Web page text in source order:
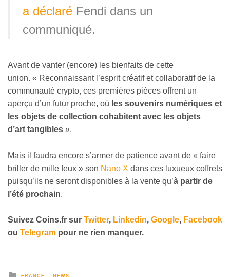
a déclaré Fendi dans un
communiqué.
Avant de vanter (encore) les bienfaits de cette
union. « Reconnaissant l’esprit créatif et collaboratif de la
communauté crypto, ces premières pièces offrent un
aperçu d’un futur proche, où les souvenirs numériques et
les objets de collection cohabitent avec les objets
d’art tangibles ».
Mais il faudra encore s’armer de patience avant de « faire
briller de mille feux » son Nano X dans ces luxueux coffrets
puisqu’ils ne seront disponibles à la vente qu’à partir de
l’été prochain.
Suivez Coins.fr sur Twitter, Linkedin, Google, Facebook
ou Telegram pour ne rien manquer.
FRANCE NEWS